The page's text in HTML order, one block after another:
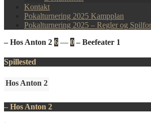
Kontakt
Pokalturnering 2025 Kampplan
Pokalturnering 2025 – Regler og
– Hos Anton 2 6 — 0 – Beefeater 1
Spillested
Hos Anton 2
– Hos Anton 2